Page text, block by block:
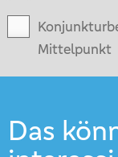
Mittelpunkt
Das